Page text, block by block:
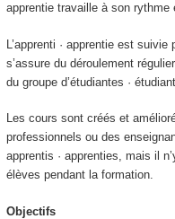
apprentie travaille à son
L’apprenti · apprentie est
s’assure du déroulement
du groupe d’étudiantes ·
Les cours sont créés et
professionnels ou des
apprentis · apprenties, mais il
élèves pendant la formation.
Objectifs